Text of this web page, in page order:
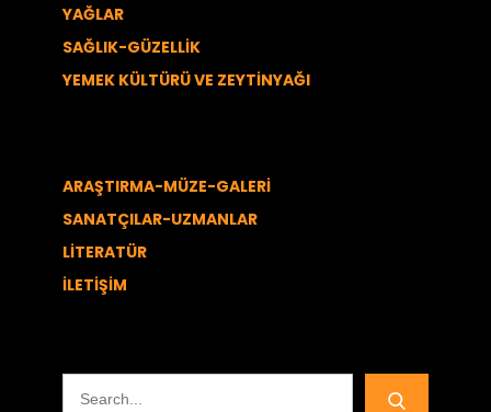
YAĞLAR
SAĞLIK-GÜZELLİK
YEMEK KÜLTÜRÜ VE ZEYTİNYAĞI
ARAŞTIRMA-MÜZE-GALERİ
SANATÇILAR-UZMANLAR
LİTERATÜR
İLETİŞİM